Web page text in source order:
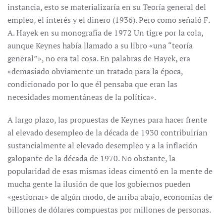
instancia, esto se materializaría en su Teoría general del
empleo, el interés y el dinero (1936). Pero como señaló F.
A. Hayek en su monografía de 1972 Un tigre por la cola,
aunque Keynes había llamado a su libro «una “teoría
general”», no era tal cosa. En palabras de Hayek, era
«demasiado obviamente un tratado para la época,
condicionado por lo que él pensaba que eran las
necesidades momentáneas de la política».
A largo plazo, las propuestas de Keynes para hacer frente
al elevado desempleo de la década de 1930 contribuirían
sustancialmente al elevado desempleo y a la inflación
galopante de la década de 1970. No obstante, la
popularidad de esas mismas ideas cimentó en la mente de
mucha gente la ilusión de que los gobiernos pueden
«gestionar» de algún modo, de arriba abajo, economías de
billones de dólares compuestas por millones de personas.